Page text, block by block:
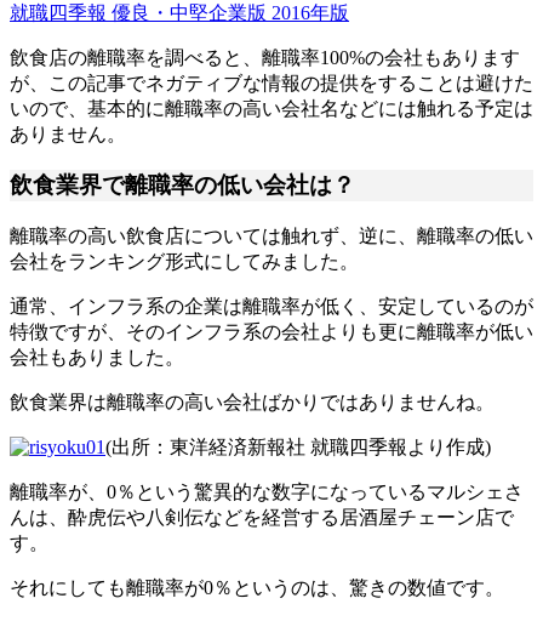
就職四季報 優良・中堅企業版 2016年版
飲食店の離職率を調べると、離職率100%の会社もあります
が、この記事でネガティブな情報の提供をすることは避けた
いので、基本的に離職率の高い会社名などには触れる予定は
ありません。
飲食業界で離職率の低い会社は？
離職率の高い飲食店については触れず、逆に、離職率の低い
会社をランキング形式にしてみました。
通常、インフラ系の企業は離職率が低く、安定しているのが
特徴ですが、そのインフラ系の会社よりも更に離職率が低い
会社もありました。
飲食業界は離職率の高い会社ばかりではありませんね。
(出所：東洋経済新報社 就職四季報より作成)
離職率が、0％という驚異的な数字になっているマルシェさ
んは、酔虎伝や八剣伝などを経営する居酒屋チェーン店で
す。
それにしても離職率が0％というのは、驚きの数値です。